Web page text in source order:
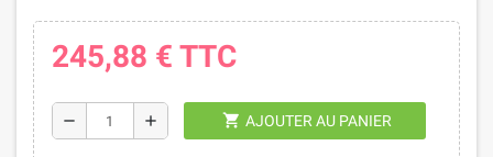
245,88 € TTC
remove add shopping_cart AJOUTER AU PANIER